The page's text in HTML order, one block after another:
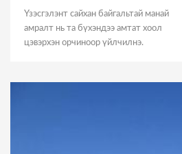
Үзэсгэлэнт сайхан байгальтай манай
амралт нь та бүхэндээ амтат хоол
цэвэрхэн орчиноор үйлчилнэ.